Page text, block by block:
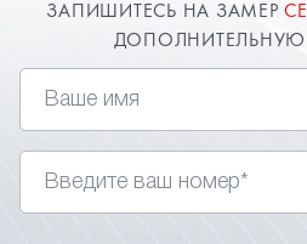
ЗАПИШИТЕСЬ НА ЗАМЕР
ДОПОЛНИТЕЛЬНУЮ